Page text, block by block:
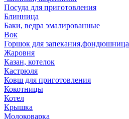
Посуда для приготовления
Блинница
Баки, ведра эмалированные
Вок
Горшок для запекания,фондюшница
Жаровня
Казан, котелок
Кастрюля
Ковш для приготовления
Кокотницы
Котел
Крышка
Молоковарка